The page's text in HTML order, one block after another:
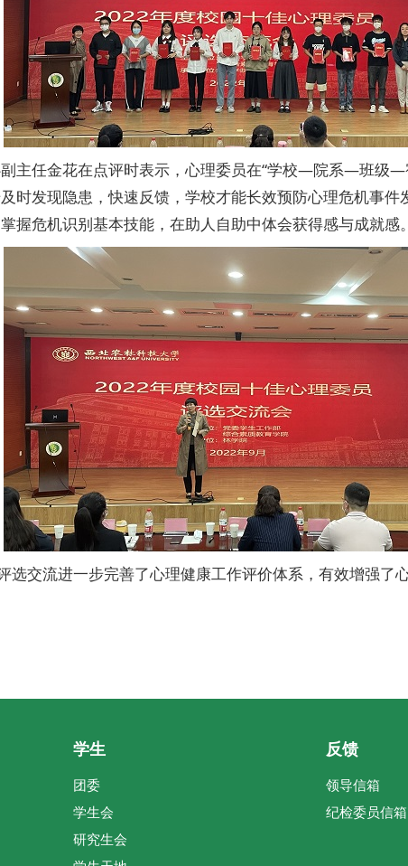
主任金花在点评时表示，心理委员在“学校—院系—班级—
时发现隐患，快速反馈，学校才能长效预防心理危机事
握危机识别基本技能，在助人自助中体会获得感与成就感。
选交流进一步完善了心理健康工作评价体系，有效增强了
学生
团委
学生会
研究生会
反馈
领导信箱
纪检委员信箱